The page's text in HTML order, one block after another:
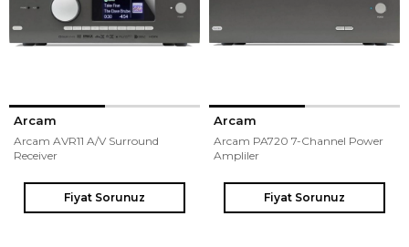
Fiyat Sorunuz
Arcam
Arcam AVR11 A/V Surround
Receiver
Fiyat Sorunuz
Arcam
Arcam PA720 7-Channel Power
Ampliler